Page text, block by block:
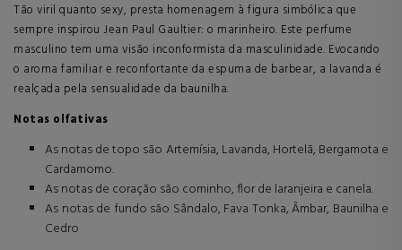
Tão viril quanto sexy, presta homenagem à figura simbólica que
sempre inspirou Jean Paul Gaultier: o marinheiro. Este perfume
masculino tem uma visão inconformista da masculinidade. Evocando
o aroma familiar e reconfortante da espuma de barbear, a lavanda é
realçada pela sensualidade da baunilha.
Notas olfativas
As notas de topo são Artemísia, Lavanda, Hortelã, Bergamota e
Cardamomo.
As notas de coração são cominho, flor de laranjeira e canela.
As notas de fundo são Sândalo, Fava Tonka, Âmbar, Baunilha e
Cedro